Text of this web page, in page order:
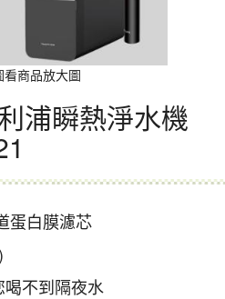
看商品放大圖
浦瞬熱淨水機
蛋白膜濾芯
喝不到隔夜水